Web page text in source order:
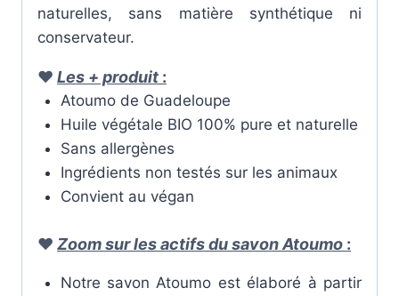
naturelles, sans matière synthétique ni
conservateur.
♥ Les + produit :
Atoumo de Guadeloupe
Huile végétale BIO 100% pure et naturelle
Sans allergènes
Ingrédients non testés sur les animaux
Convient au végan
♥ Zoom sur les actifs du savon Atoumo :
Notre savon Atoumo est élaboré à partir